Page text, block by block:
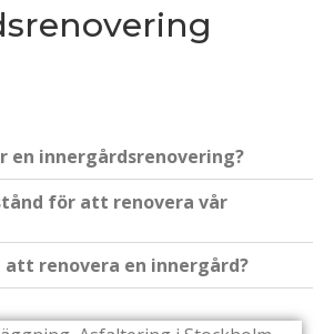
en innergårdsrenovering?
för att renovera vår
renovera en innergård?